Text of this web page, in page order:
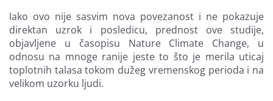
Iako ovo nije sasvim nova povezanost i ne pokazuje
direktan uzrok i posledicu, prednost ove studije,
objavljene u časopisu Nature Climate Change, u
odnosu na mnoge ranije jeste to što je merila uticaj
toplotnih talasa tokom dužeg vremenskog perioda i na
velikom uzorku ljudi.